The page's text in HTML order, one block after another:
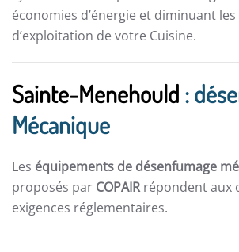
économies d’énergie et diminuant
d’exploitation de votre Cuisine.
Sainte-Menehould :
Mécanique
Les équipements de désenfumage
proposés par COPAIRrépondent aux
exigences réglementaires.